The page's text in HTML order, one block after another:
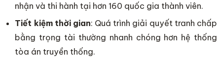
nhận và thi hành tại hơn 160 quốc gia thành viên.
Tiết kiệm thời gian: Quá trình giải quyết tranh chấp
bằng trọng tài thường nhanh chóng hơn hệ thống
tòa án truyền thống.